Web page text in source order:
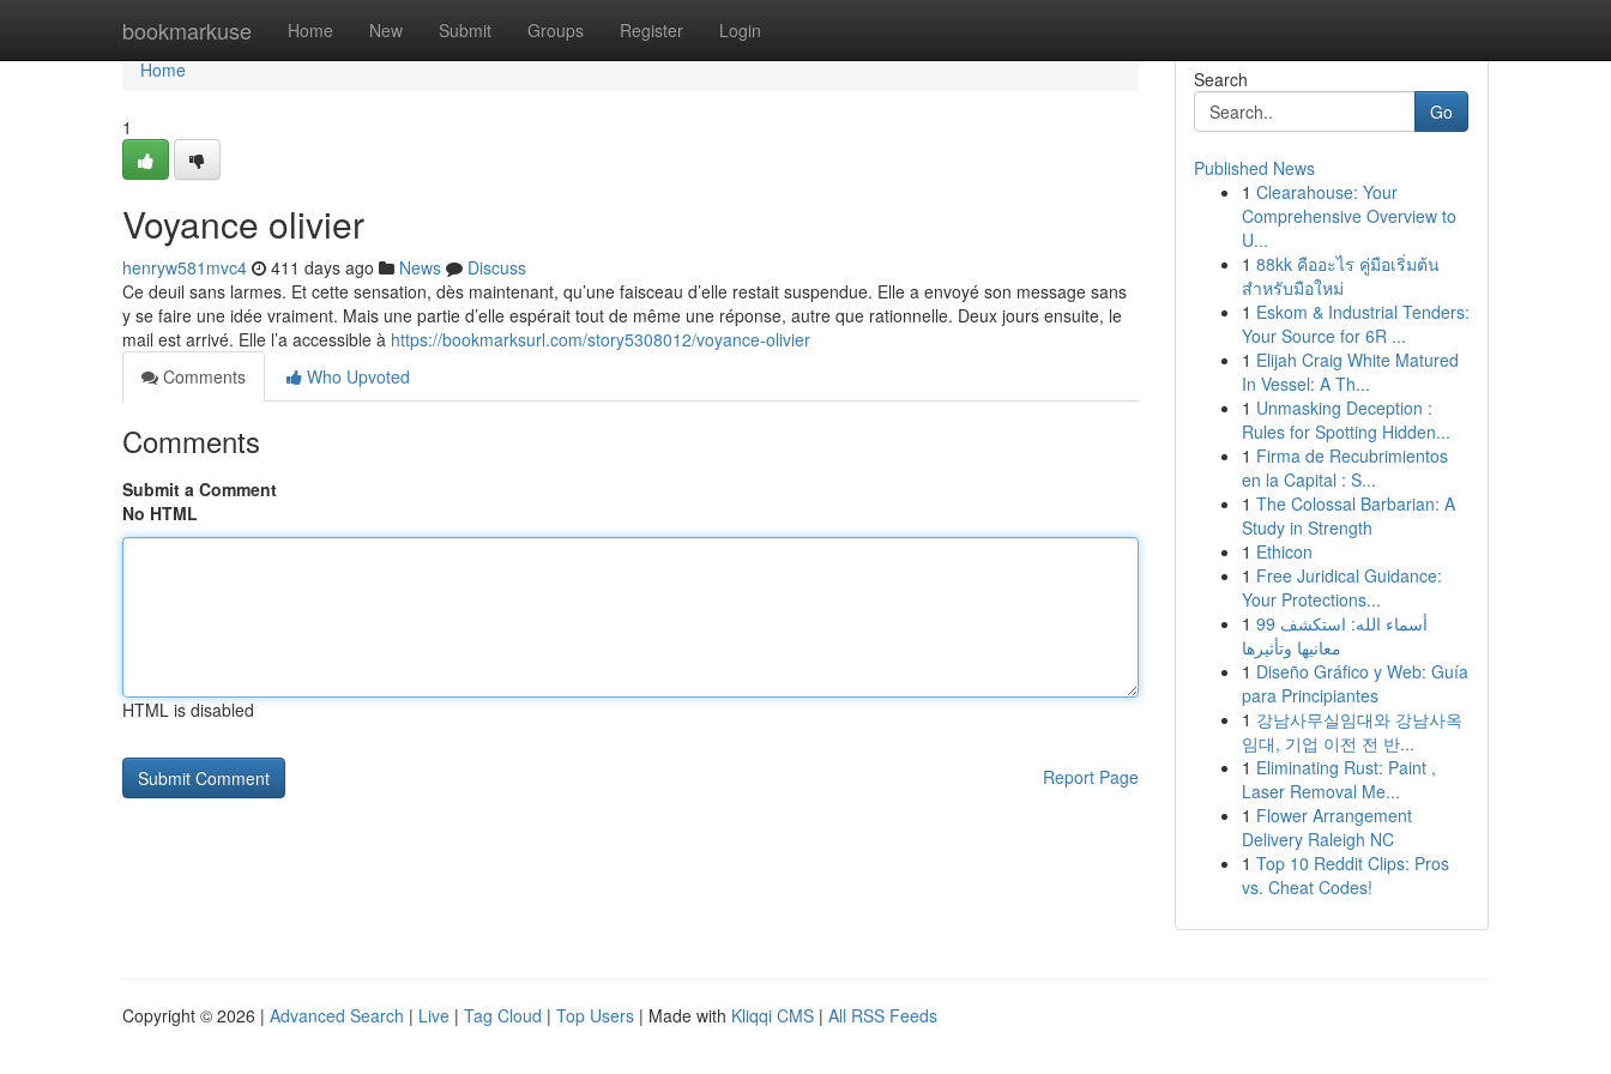
bookmarkuse Home New Submit Groups Register Login
Home
Home
1
Voyance olivier
henryw581mvc4 411 days ago News
Discuss
Ce deuil sans larmes. Et cette sensation, dès maintenant, qu’une faisceau d’elle restait suspendue. Elle a envoyé son message sans
y se faire une idée vraiment. Mais une partie d’elle espérait tout de même une réponse, autre que rationnelle. Deux jours ensuite, le
mail est arrivé. Elle l’a accessible à https://bookmarksurl.com/story5308012/voyance-olivier
Comments
Who Upvoted
Comments
Submit a Comment
No HTML
HTML is disabled
Report Page
Search
Go
Published News
1 Clearahouse: Your
Comprehensive Overview to
U...
1 88kk คืออะไร คู่มือเริ่มต้น
สำหรับมือใหม่
1 Eskom & Industrial Tenders:
Your Source for 6R ...
1 Elijah Craig White Matured
In Vessel: A Th...
1 Unmasking Deception :
Rules for Spotting Hidden...
1 Firma de Recubrimientos
en la Capital : S...
1 The Colossal Barbarian: A
Study in Strength
1 Ethicon
1 Free Juridical Guidance:
Your Protections...
1 99 أسماء الله: استكشف
معانيها وتأثيرها
1 Diseño Gráfico y Web: Guía
para Principiantes
1 강남사무실임대와 강남사옥
임대, 기업 이전 전 반...
1 Eliminating Rust: Paint ,
Laser Removal Me...
1 Flower Arrangement
Delivery Raleigh NC
1 Top 10 Reddit Clips: Pros
vs. Cheat Codes!
Copyright © 2026 | Advanced Search | Live | Tag Cloud | Top Users | Made with Kliqqi CMS | All RSS Feeds